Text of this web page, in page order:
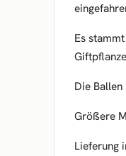
Es
Die
Größere
Lieferung